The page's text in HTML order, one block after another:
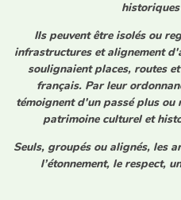
Ils peuvent être isolés ou
infrastructures et alignement
soulignaient places, routes
français. Par leur
témoignent d'un passé plus ou
patrimoine culturel et
Seuls, groupés ou alignés, les
l’étonnement, le respect,